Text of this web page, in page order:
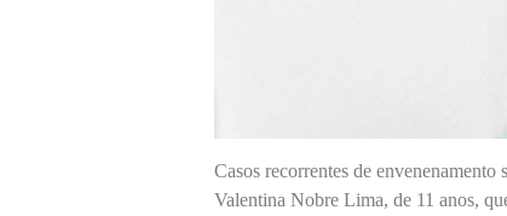
Casos recorrentes de
Valentina Nobre Lima, de 11 anos,